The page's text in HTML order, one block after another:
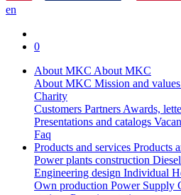
en
0
About MKC About MKC
About MKC Mission and values
Charity
Customers PartnersAwards,
Presentations and catalogs
Faq
Products and services Products
Power plants construction
Engineering design Individual
Own production Power Supply